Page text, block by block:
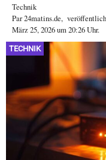
Technik
Par24matins.de,
März 25, 2026 um 20:26 Uhr.
TECHNIK